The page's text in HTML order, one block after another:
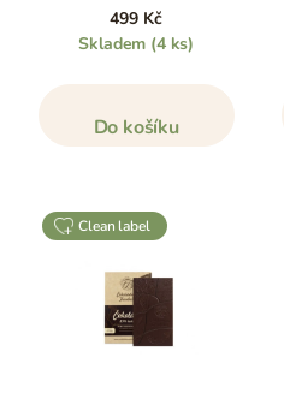
499 Kč
Skladem (4 ks)
Do košíku
clean label